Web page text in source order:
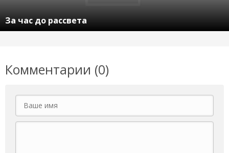
За час до рассвета
Комментарии (0)